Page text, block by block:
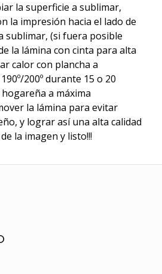
la superficie a sublimar,
la impresión hacia el lado de
sublimar, (si fuera posible
la lámina con cinta para alta
calor con plancha a
200º durante 15 o 20
a máxima
la lámina para evitar
y lograr así una alta calidad
la imagen y listo!!!